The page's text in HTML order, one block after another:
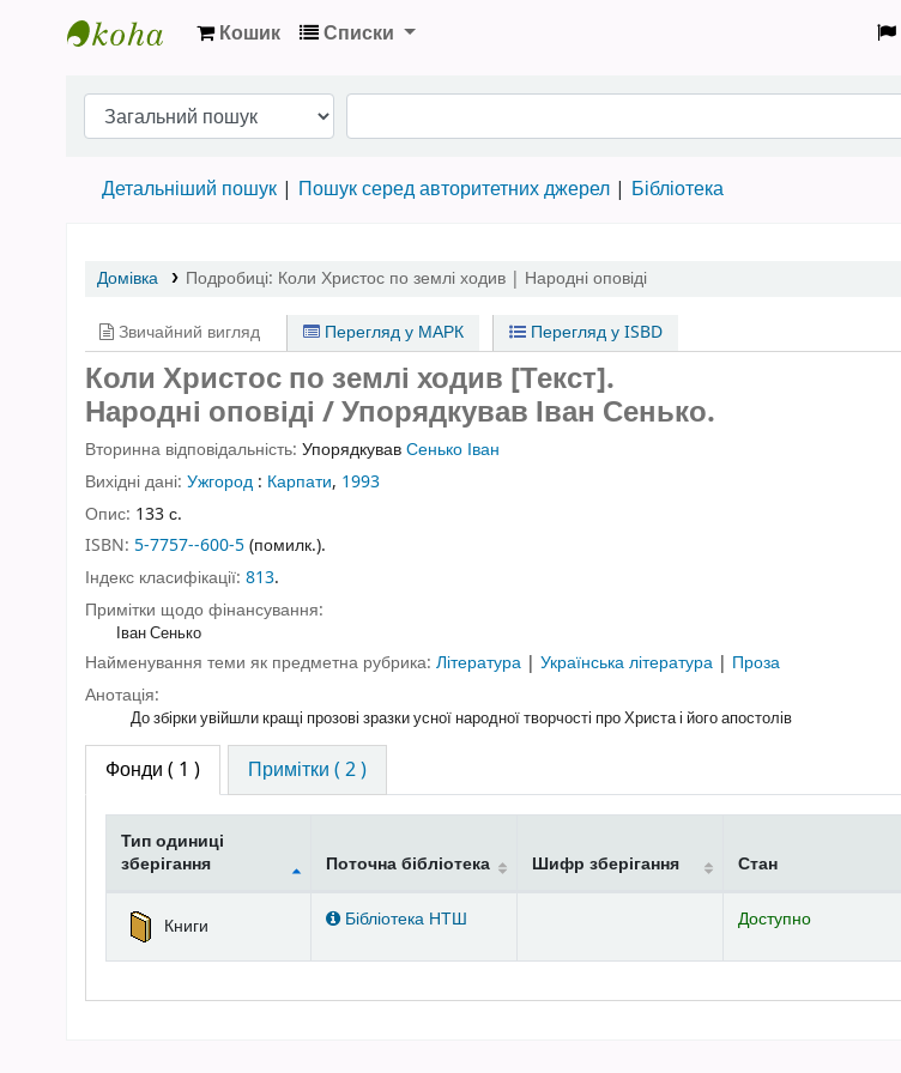
Кошик Списки
Детальніший пошук Пошук серед авторитетних джерел Бібліотека
Домівка Подробиці: Коли Христос по землі ходив | Народні оповіді
Звичайний вигляд Перегляд у МАРК Перегляд у ISBD
Коли Христос по землі ходив [Текст].
Народні оповіді / Упорядкував Іван Сенько.
Вторинна відповідальність: УпорядкувавСенько Іван
Вихідні дані: Ужгород : Карпати, 1993
Опис: 133 с.
ISBN: 5-7757--600-5(помилк.).
Індекс класифікації: 813.
Примітки щодо фінансування:
Іван Сенько
Найменування теми як предметна рубрика: Література | Українська література | Проза
Анотація:
До збірки увійшли кращі прозові зразки усної народної творчості про Христа і його апостолів
Фонди ( 1 ) Примітки ( 2 )
Фонди
Тип одиниці
зберігання
Поточна бібліотека Шифр зберігання Стан
Книги Бібліотека НТШ Доступно